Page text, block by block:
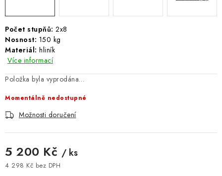
B2B - VELKOOBCHOD
NAPIŠTE NÁM
KONTAKTY
BLOG
Odstoupení od kupní smlouvy
Obchodní a dodací podmínky
Počet stupňů: 2x8
Nosnost: 150 kg
Materiál: hliník
Více informací
Položka byla vyprodána…
Momentálně nedostupné
Možnosti doručení
5 200 Kč / ks
4 298 Kč bez DPH